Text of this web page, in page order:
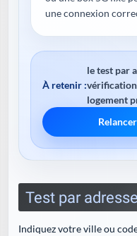
une connexion
À retenir :
le test par
logement
Test par
Indiquez votre ville ou